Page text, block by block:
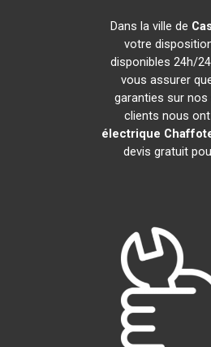
Dans la ville de
votre
disponibles 24h/
vous assurer
garanties sur
clients nous
électrique
devis gratuit